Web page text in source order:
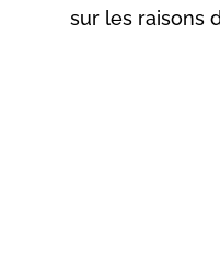
sur les raisons